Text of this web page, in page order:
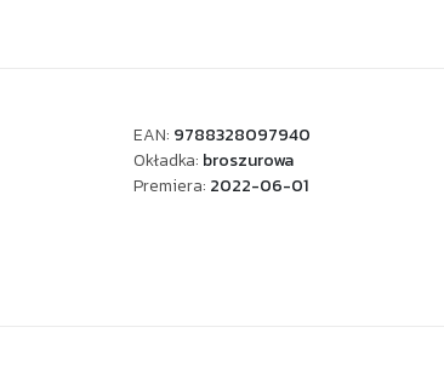
EAN: 9788328097940
Okładka: broszurowa
Premiera: 2022-06-01